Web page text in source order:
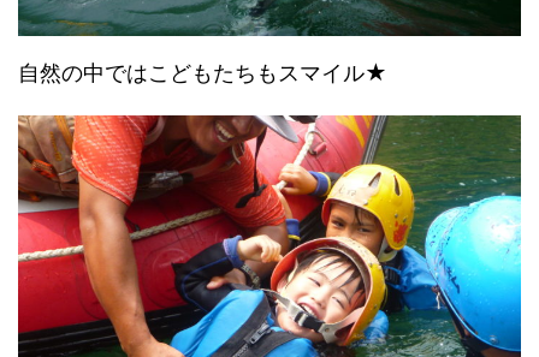
自然の中ではこどもたちもスマイル★